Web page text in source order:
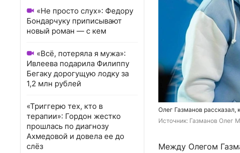
«Не просто слух»: Федору
Бондарчуку приписывают
новый роман — с кем
«Всё, потеряла я мужа»:
Ивлеева подарила Филиппу
Бегаку дорогущую лодку за
1,2 млн рублей
«Триггерю тех, кто в
терапии»: Гордон жестко
прошлась по диагнозу
Ахмедовой и довела ее до
слёз
Олег Газманов
Источник: Газманов Олег
Между Олегом